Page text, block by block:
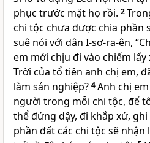
phục trước mặt họ rồi. 2
chi tộc chưa được chia phần
suê nói với dân I-sơ-ra-ên,
em mới chịu đi vào chiếm lấy
Trời của tổ tiên anh chị em,
làm sản nghiệp? 4Anh chị
người trong mỗi chi tộc, để
thể đứng dậy, đi khắp xứ,
phần đất các chi tộc sẽ